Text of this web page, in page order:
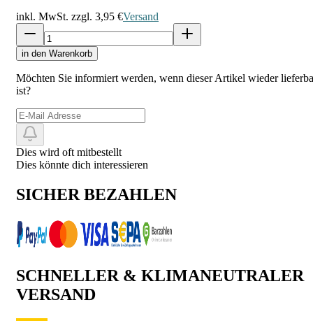
inkl. MwSt. zzgl. 3,95 €Versand
in den Warenkorb
Möchten Sie informiert werden, wenn dieser Artikel wieder
ist?
Dies wird oft mitbestellt
Dies könnte dich interessieren
SICHER BEZAHLEN
SCHNELLER & KLIMANEUTRALER
VERSAND